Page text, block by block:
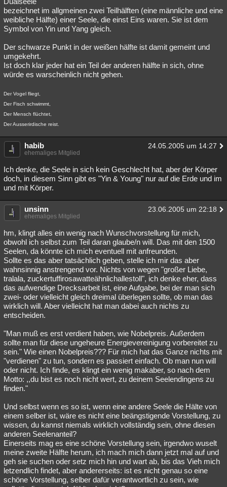
bezeichnet im allgmeinen zwei Teilhälften (eine männliche und eine
weibliche Hälfte) einer Seele, die einst Eins waren. Sie ist dem
Symbol von Yin und Yang gleich.
Der schwarze Punkt in der weißen hälfte ist damit gemeint und
umgekehrt.
Ist doch klar jeder hat ein Teil der anderen hälfte in sich, ohne
würde es warscheinlich nicht gehen.
Der Vogel fliegt,
Der Fisch schwimmt,
Der Mensch flüchtet,
Der Ausserirdische reist.
habib 24.05.2005 um 14:27
ehemaliges Mitglied
Ich denke, die Seele in sich kein Geschlecht hat, aber der Körper
doch, in diesem Sinn gibt es "Yin & Young" nur auf die Erde und im
und mit Körper.
unsinn 23.06.2005 um 22:18
ehemaliges Mitglied
hm, klingt alles ein wenig nach Wunschvorstellung für mich,
obwohl ich selbst zum Teil daran glaube/n will. Das mit den 1500
Seelen, da könnte ich mich eventuell mit anfreunden.
Sollte es das aber tatsächlich geben, stelle ich mir das aber
wahnsinnig anstrengend vor. Nichts von wegen "großer Liebe,
tralala, zuckertuffirosawatteähnlichallestoll", ich denke eher, dass
das aufwendige Drecksarbeit ist, eine Aufgabe, bei der man sich
zwei- oder vielleicht gleich dreimal überlegen sollte, ob man das
wirklich will. Aber vielleicht hat man dabei auch nichts zu
entscheiden.
"Man muß es erst verdient haben, wie Nobelpreis. Außerdem
sollte man für diese ungeheure Energievereinigung vorbereitet zu
sein." Wie einen Nobelpreis??? Für mich hat das Ganze nichts mit
"verdienen" zu tun, sondern es passiert einfach. Ob man nun will
oder nicht. Ich finde, es klingt ein wenig makaber, so nach dem
Motto: ,,du bist es noch nicht wert, zu deinem Seelendingens zu
finden."
Und selbst wenn es so ist, wenn eine andere Seele die Hälte von
einem selber ist, wäre es nicht eine beängstigende Vorstellung, zu
wissen, du kannst niemals wirklich vollständig sein, ohne diesen
anderen Seelenanteil?
Einerseits mag es eine schöne Vorstellung sein, irgendwo wuselt
meine zweite Hälfte herum, ich mach mich dann jetzt mal auf und
geh sie suchen oder setz mich hin und wart ab, bis das Vieh mich
letzendlich findet, aber andererseits: ist es nicht genau so eine
schöne Vorstellung, selber dafür verantwortlich zu sein, wie